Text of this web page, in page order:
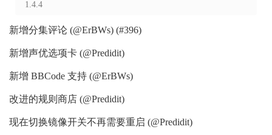
1.4.4
新增分集评论 (@ErBWs) (#396)
新增声优选项卡 (@Predidit)
新增 BBCode 支持 (@ErBWs)
改进的规则商店 (@Predidit)
现在切换镜像开关不再需要重启 (@Predidit)